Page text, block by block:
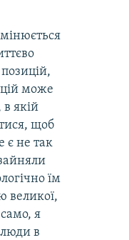
може
якій
щоб
є не так
їм
великої,
я
в